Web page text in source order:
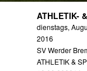
ATHLETIK-
dienstags,
2016
SV Werder
ATHLETIK &